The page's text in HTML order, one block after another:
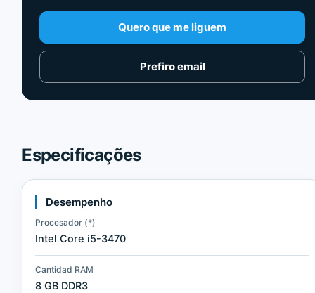
Quero que me liguem
Prefiro email
Especificações
Desempenho
Procesador (*)
Intel Core i5-3470
Cantidad RAM
8 GB DDR3